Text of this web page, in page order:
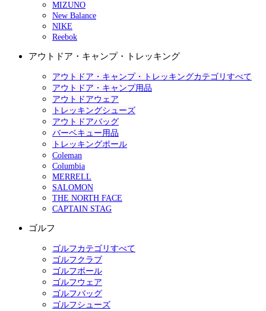
MIZUNO
New Balance
NIKE
Reebok
アウトドア・キャンプ・トレッキング
アウトドア・キャンプ・トレッキングカテゴリすべて
アウトドア・キャンプ用品
アウトドアウェア
トレッキングシューズ
アウトドアバッグ
バーベキュー用品
トレッキングポール
Coleman
Columbia
MERRELL
SALOMON
THE NORTH FACE
CAPTAIN STAG
ゴルフ
ゴルフカテゴリすべて
ゴルフクラブ
ゴルフボール
ゴルフウェア
ゴルフバッグ
ゴルフシューズ